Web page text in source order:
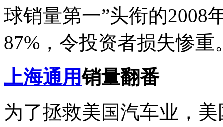
球销量第一”头衔的2008
87%，令投资者损失惨重
上海通用销量翻番
为了拯救美国汽车业，